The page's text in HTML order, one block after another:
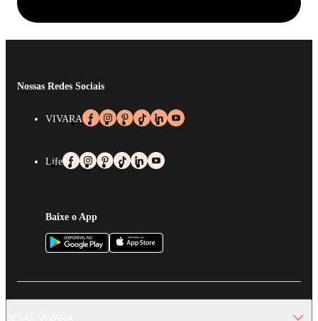
Nossas Redes Sociais
VIVARA
Life
Baixe o App